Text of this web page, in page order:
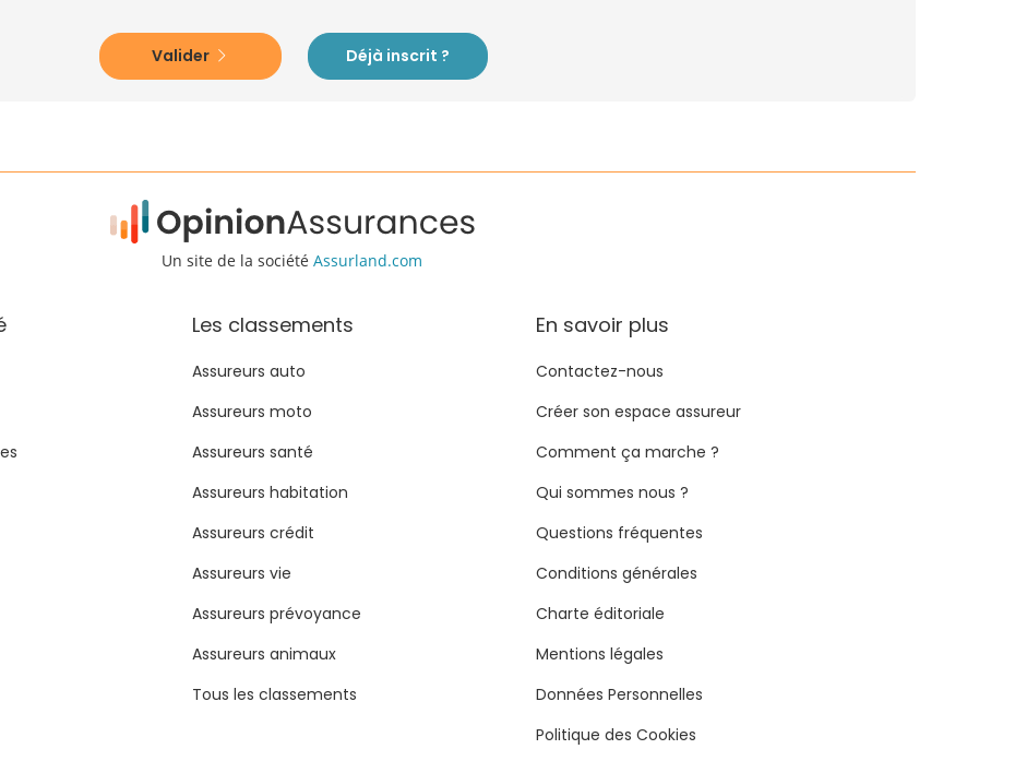
Valider Déjà inscrit ?
Un site de la société Assurland.com
Les classements
Assureurs auto
Assureurs moto
Assureurs santé
Assureurs habitation
Assureurs crédit
Assureurs vie
Assureurs prévoyance
Assureurs animaux
Tous les classements
En savoir plus
Contactez-nous
Créer son espace assureur
Comment ça marche ?
Qui sommes nous ?
Questions fréquentes
Conditions générales
Charte éditoriale
Mentions légales
Données Personnelles
Politique des Cookies